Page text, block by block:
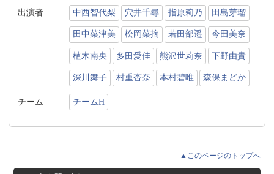
出演者 中西智代梨 穴井千尋 指原莉乃 田島芽瑠
田中菜津美 松岡菜摘 若田部遥 今田美奈
植木南央 多田愛佳 熊沢世莉奈 下野由貴
深川舞子 村重杏奈 本村碧唯 森保まどか
チーム チームH
▲このページのトップへ